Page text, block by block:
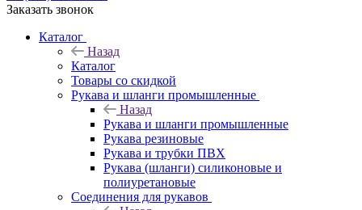
Заказать звонок
Каталог
Назад
Каталог
Товары со скидкой
Рукава и шланги промышленные
Назад
Рукава и шланги промышленные
Рукава резиновые
Рукава и трубки ПВХ
Рукава (шланги) силиконовые и
полиуретановые
Соединения для рукавов